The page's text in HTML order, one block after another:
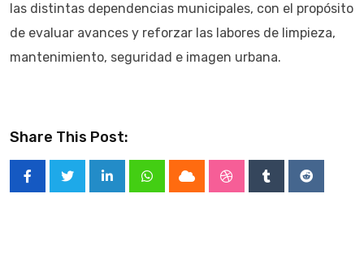
las distintas dependencias municipales, con el propósito
de evaluar avances y reforzar las labores de limpieza,
mantenimiento, seguridad e imagen urbana.
Share This Post:
LinkedInWhatsappCloud StumbleUpon
TumblrReddit